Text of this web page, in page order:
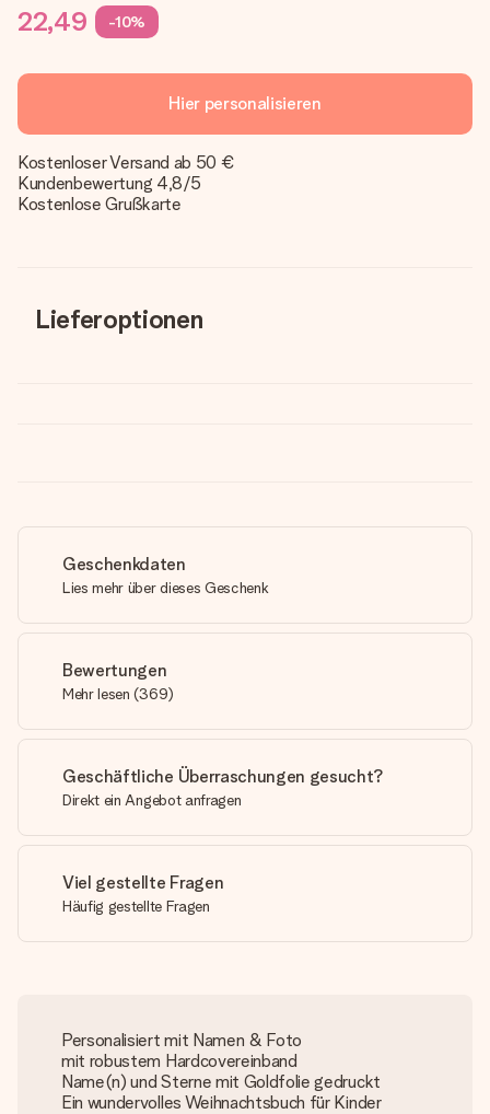
22,49 -10%
Hier personalisieren
Kostenloser Versand ab 50 €
Kundenbewertung 4,8/5
Kostenlose Grußkarte
Lieferoptionen
Geschenkdaten
Lies mehr über dieses Geschenk
Bewertungen
Mehr lesen (369)
Geschäftliche Überraschungen gesucht?
Direkt ein Angebot anfragen
Viel gestellte Fragen
Häufig gestellte Fragen
Personalisiert mit Namen & Foto
mit robustem Hardcovereinband
Name(n) und Sterne mit Goldfolie gedruckt
Ein wundervolles Weihnachtsbuch für Kinder